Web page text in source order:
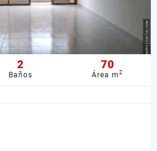
2
Baños
70
Área m2